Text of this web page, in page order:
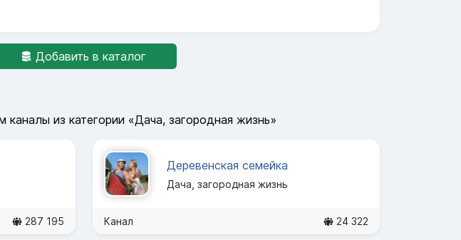
Добавить в каталог
из категории «Дача, загородная жизнь»
287 195
Деревенская семейка
Дача, загородная жизнь
Канал 24 322